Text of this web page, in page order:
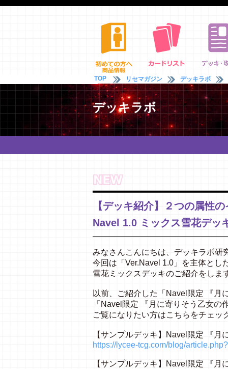
TOP リセマガジン デッキラボ
デッキラボ
【デッキ紹介】２つの属性
Navel 1.0 ミックス雪花デッ
みなさんこんにちは、デッキラボ
今回は「Ver.Navel 1.0」を主体とし
雪花ミックスデッキのご紹介をしま
以前、ご紹介した「Navel限定 『月
「Navel限定 『月に寄りそう乙女の
ご覧になりたい方はこちらをチェッ
【サンプルデッキ】Navel限定 『
https://lycee-tcg.com/blog/
【サンプルデッキ】Navel限定 『